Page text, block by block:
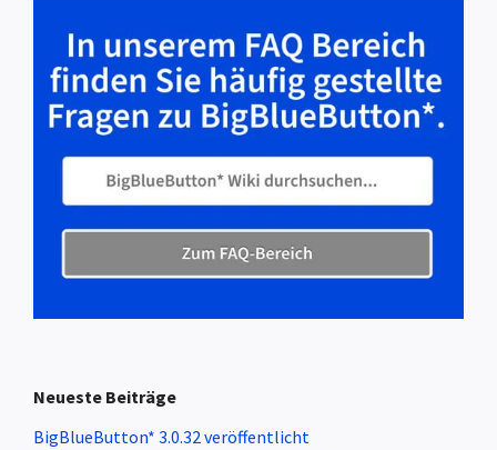
Neueste Beiträge
BigBlueButton* 3.0.32 veröffentlicht